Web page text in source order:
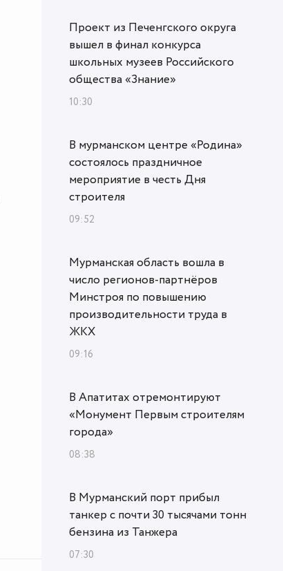
Проект из Печенгского округа
вышел в финал конкурса
школьных музеев Российского
общества «Знание»
10:30
В мурманском центре «Родина»
состоялось праздничное
мероприятие в честь Дня
строителя
09:52
Мурманская область вошла в
число регионов-партнёров
Минстроя по повышению
производительности труда в
ЖКХ
09:16
В Апатитах отремонтируют
«Монумент Первым строителям
города»
08:38
В Мурманский порт прибыл
танкер с почти 30 тысячами тонн
бензина из Танжера
07:30